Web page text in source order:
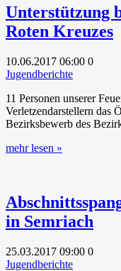
Unterstützung
Roten Kreuzes
10.06.2017 06:00 0
Jugendberichte
11 Personen unserer
Verletzendarstellern das
Bezirksbewerb des
mehr lesen »
in Semriach
25.03.2017 09:00 0
Jugendberichte